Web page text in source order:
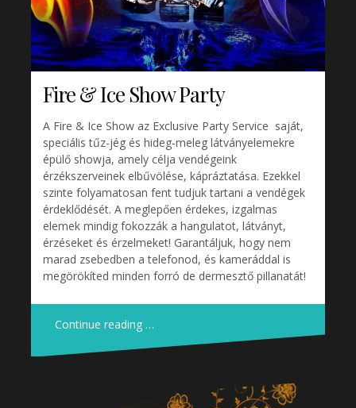
Fire & Ice Show Party
A Fire & Ice Show az Exclusive Party Service saját,
speciális tűz-jég és hideg-meleg látványelemekre
épülő showja, amely célja vendégeink
érzékszerveinek elbűvölése, kápráztatása. Ezekkel
szinte folyamatosan fent tudjuk tartani a vendégek
érdeklődését. A meglepően érdekes, izgalmas
elemek mindig fokozzák a hangulatot, látványt,
érzéseket és érzelmeket! Garantáljuk, hogy nem
marad zsebedben a telefonod, és kameráddal is
megörökíted minden forró de dermesztő pillanatát!
Continue reading …